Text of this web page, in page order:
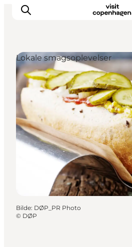
Aktiviteter
Spise og drikke
Planlegg turen din
Lokale smagsoplevelser
Bilde: DØP_PR Photo
© DØP